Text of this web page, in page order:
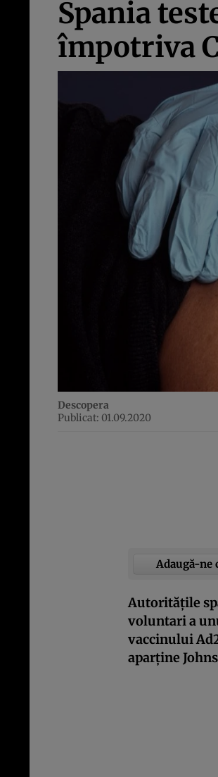
Spania
împotriva
Descopera
Publicat: 01.09.2020
Adaugă-ne
Autorităţile
voluntari a
vaccinului
aparţine